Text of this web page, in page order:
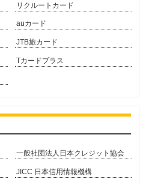
リクルートカード
auカード
JTB旅カード
Tカードプラス
一般社団法人日本クレジット協会
JICC 日本信用情報機構